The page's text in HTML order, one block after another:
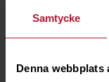
Samtycke
Denna webbplats